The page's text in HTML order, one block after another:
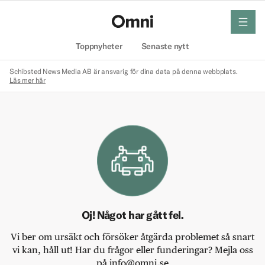
Toppnyheter Senaste nytt
meny
Schibsted News Media AB är ansvarig för dina data på denna webbplats.
Läs mer här
Oj! Något har gått fel.
Vi ber om ursäkt och försöker åtgärda problemet så snart
vi kan, håll ut! Har du frågor eller funderingar? Mejla oss